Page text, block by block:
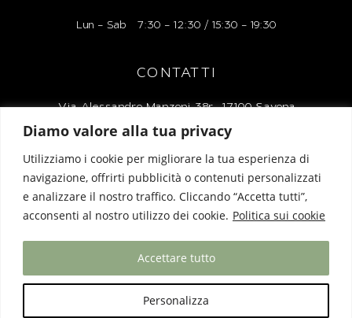
Diamo valore alla tua privacy
Utilizziamo i cookie per migliorare la tua esperienza di
navigazione, offrirti pubblicità o contenuti personalizzati
e analizzare il nostro traffico. Cliccando “Accetta tutti”,
acconsenti al nostro utilizzo dei cookie. Politica sui cookie
Personalizza
Accettare tutto
Lun – Sab 7:30 – 12:30 / 15:30 – 19:30
CONTATTI
Via Alessandro Manzoni 38r, 17100 Savona
Tel: 019 827248
Mail: liguriaboutiquelacartoleria@gmail.com
Privacy Policy |Cookie Policy
Designed & Powered by Biz Bull